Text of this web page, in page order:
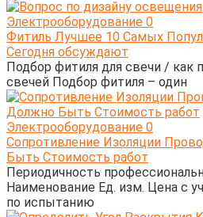
Электрооборудование 0
Фитиль Лучшее 10 Самых
Сегодня обсуждают
Подбор фитиля для свечи / как
свечей Подбор фитиля – один
Электрооборудование 0
Сопротивление Изоляции
Быть Стоимость работ
Периодичность
Наименование Ед. изм. Цена с
по испытанию